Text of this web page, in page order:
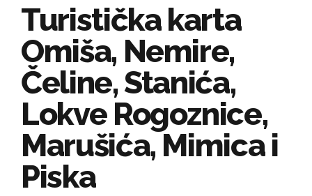
Turistička karta
Omiša, Nemire,
Čeline, Stanića,
Lokve Rogoznice,
Marušića, Mimica i
Piska